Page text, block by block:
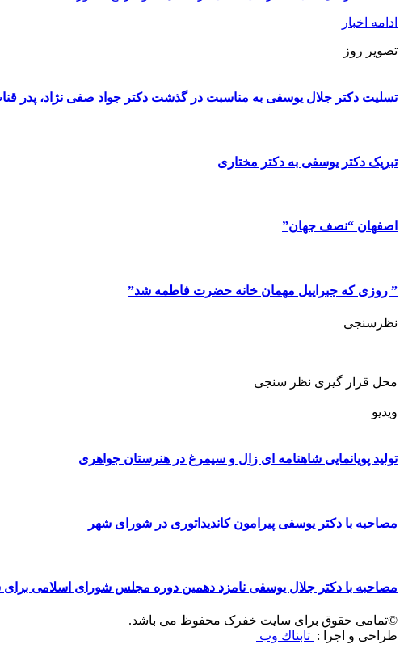
ادامه اخبار
تصویر روز
تسلیت دکتر جلال یوسفی به مناسبت در گذشت دکتر جواد صفی نژاد، پدر
تبریک دکتر یوسفی به دکتر مختاری
اصفهان “نصف جهان”
” روزی که جبراییل مهمان خانه حضرت فاطمه شد”
نظرسنجی
محل قرار گیری نظر سنجی
ویدیو
تولید پویانمایی شاهنامه ای زال و سیمرغ در هنرستان جواهری
مصاحبه با دکتر یوسفی پیرامون کاندیداتوری در شورای شهر
مصاحبه با دکتر جلال یوسفی نامزد دهمین دوره مجلس شورای اسلامی
©تمامی حقوق برای سایت خفرک محفوظ می باشد.
طراحی و اجرا : تابناك وب